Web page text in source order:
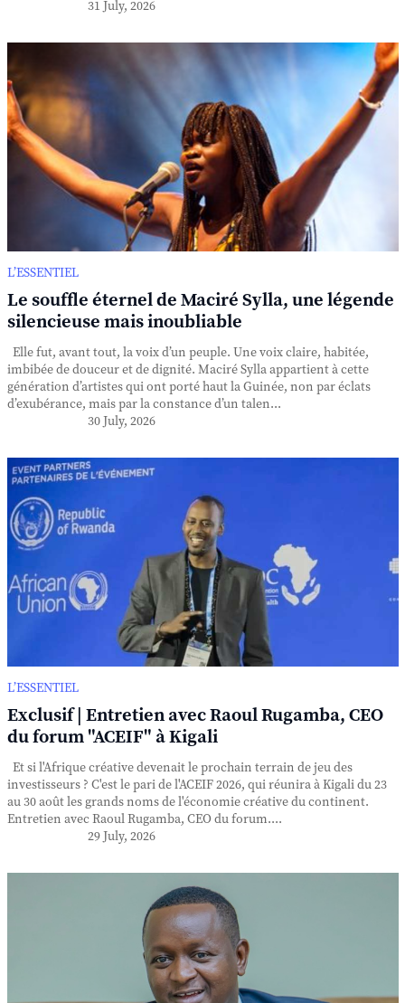
31 July, 2026
L’ESSENTIEL
Le souffle éternel de Maciré Sylla, une légende
silencieuse mais inoubliable
Elle fut, avant tout, la voix d’un peuple. Une voix claire, habitée,
imbibée de douceur et de dignité. Maciré Sylla appartient à cette
génération d’artistes qui ont porté haut la Guinée, non par éclats
d’exubérance, mais par la constance d’un talen...
30 July, 2026
L’ESSENTIEL
Exclusif | Entretien avec Raoul Rugamba, CEO
du forum "ACEIF" à Kigali
Et si l'Afrique créative devenait le prochain terrain de jeu des
investisseurs ? C'est le pari de l'ACEIF 2026, qui réunira à Kigali du 23
au 30 août les grands noms de l'économie créative du continent.
Entretien avec Raoul Rugamba, CEO du forum....
29 July, 2026